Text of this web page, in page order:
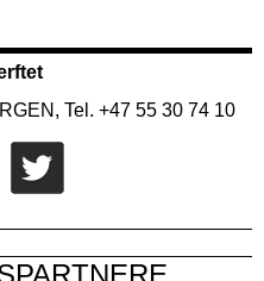
Tel. +47 55 30 74 10